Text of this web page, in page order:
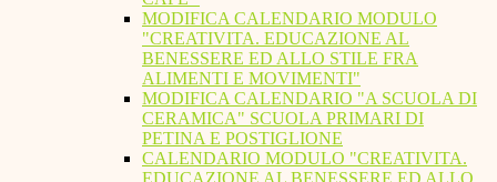
MODIFICA CALENDARIO MODULO
"CREATIVITA. EDUCAZIONE AL
BENESSERE ED ALLO STILE FRA
ALIMENTI E MOVIMENTI"
MODIFICA CALENDARIO "A SCUOLA DI
CERAMICA" SCUOLA PRIMARI DI
PETINA E POSTIGLIONE
CALENDARIO MODULO "CREATIVITA.